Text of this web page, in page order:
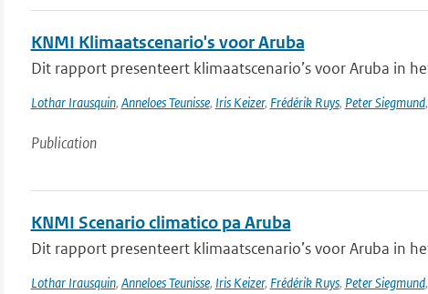
KNMI Klimaatscenario's voor Aruba
Dit rapport presenteert klimaatscenario’s voor Aruba in
Lothar Irausquin, Anneloes Teunisse, Iris Keizer, Frédérik Ruys, Peter Siegmund,
Publication
KNMI Scenario climatico pa Aruba
Dit rapport presenteert klimaatscenario’s voor Aruba in
Lothar Irausquin, Anneloes Teunisse, Iris Keizer, Frédérik Ruys, Peter Siegmund,